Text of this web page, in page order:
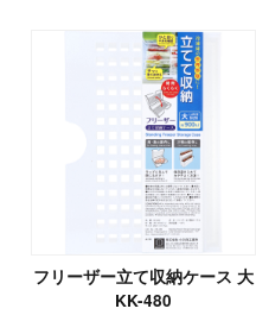
フリーザー立て収納ケース 大
KK-480